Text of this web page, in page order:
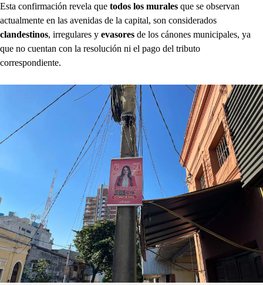
Esta confirmación revela que todos los murales que se observan
actualmente en las avenidas de la capital, son considerados
clandestinos, irregulares y evasores de los cánones municipales, ya
que no cuentan con la resolución ni el pago del tributo
correspondiente.